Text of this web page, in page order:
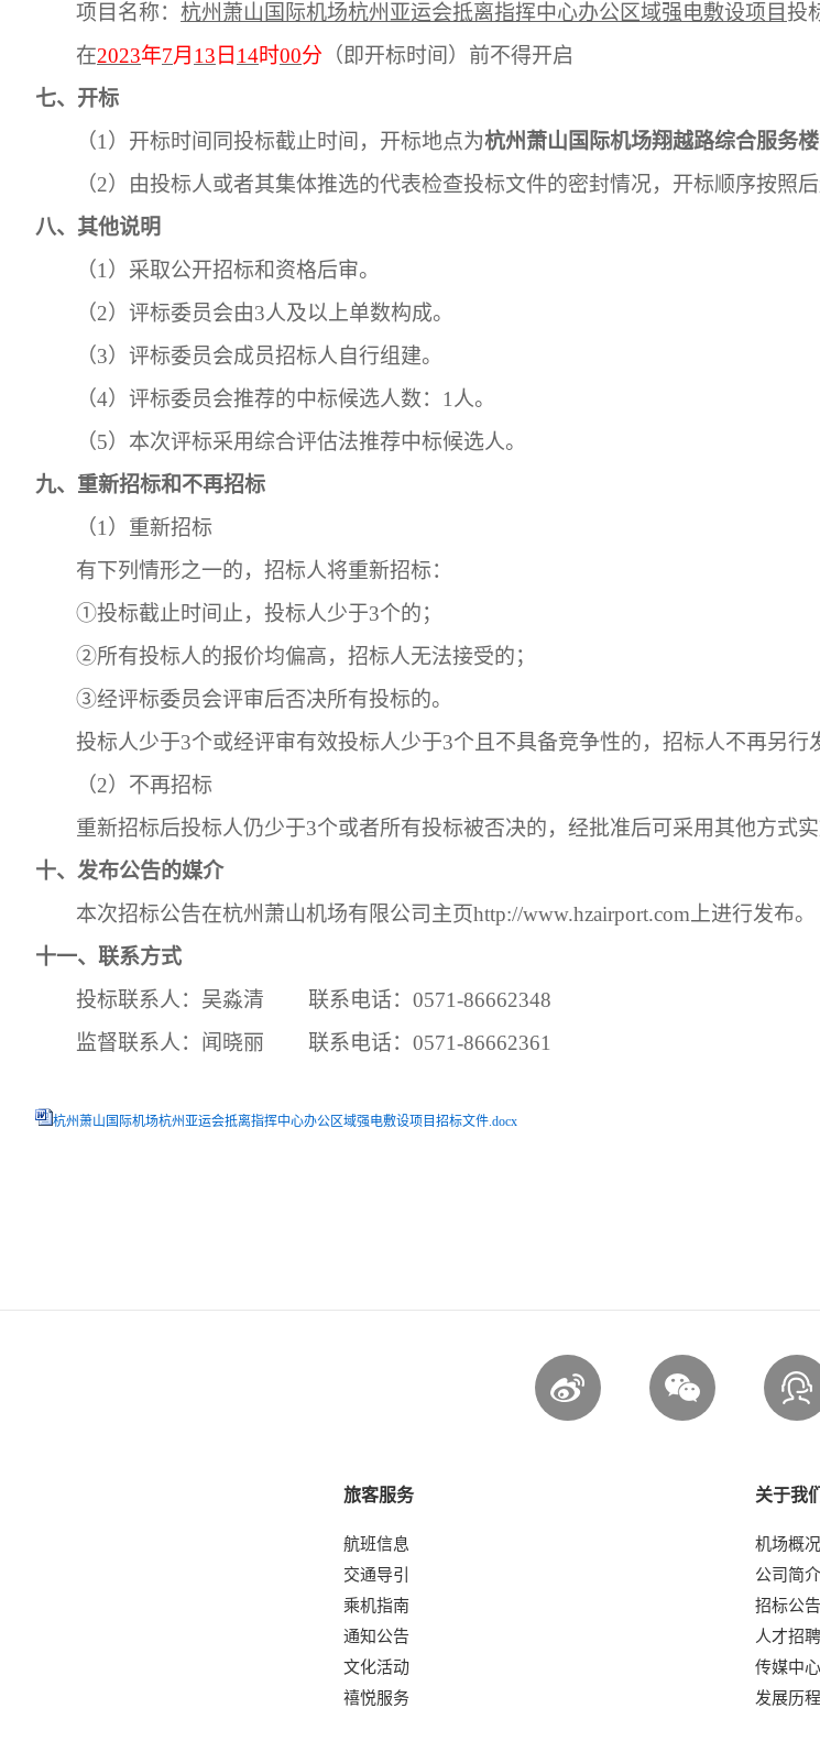
项目名称： 杭州萧山国际机场杭州亚运会抵离指挥中心办公区域强电敷设项目 投
在2023年7月 13 日 14时00分 （即开标时间）前不得开启
七、开标
（1）开标时间同投标截止时间，开标地点为杭州萧山国际机场翔越路综合服务楼
（2）由投标人或者其集体推选的代表检查投标文件的密封情况，开标顺序按照后
八、 其他说明
（1）采取公开招标和资格后审。
（2）评标委员会由3人及以上单数构成。
（3）评标委员会成员招标人自行组建。
（4）评标委员会推荐的中标候选人数：1人。
（5） 本次评标采用综合评估法推荐中标候选人。
九、重新招标和不再招标
（1）重新招标
有下列情形之一的，招标人将重新招标：
①投标截止时间止，投标人少于3个的；
②所有投标人的报价均偏高，招标人无法接受的；
③经评标委员会评审后否决所有投标的。
投标人少于3个或经评审有效投标人少于3个且不具备竞争性的，招标人不再另
（2）不再招标
重新招标后投标人仍少于3个或者所有投标被否决的，经批准后可采用其他方式实
十、发布公告的媒介
本次招标公告在杭州萧山机场有限公司主页http://www.hzairport.com上进行发布。
十一、联系方式
投标联系人：吴淼清
联系电话： 0571-86662348
监督联系人：闻晓丽
联系电话： 0571-86662361
杭州萧山国际机场杭州亚运会抵离指挥中心办公区域强电敷设项目招标文件.docx
旅客服务
航班信息
交通导引
乘机指南
通知公告
文化活动
禧悦服务
关于我们
机场概况
公司简介
招标公告
人才招聘
传媒中心
发展历程